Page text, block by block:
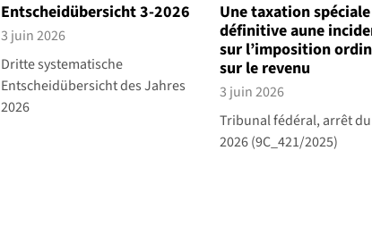
Entscheidübersicht 3-2026
3 juin 2026
Dritte systematische
Entscheidübersicht des Jahres
2026
Une taxation spéciale
définitive aune
sur l’imposition
sur le revenu
3 juin 2026
Tribunal fédéral, arrêt
2026 (9C_421/2025)